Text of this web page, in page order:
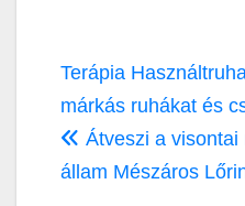
Bejegyzés
navigáció
Terápia
márkás ruhákat és
Átveszi a visontai
állam Mészáros